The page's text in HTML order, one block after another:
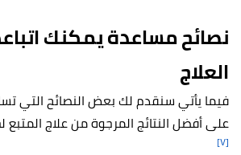
نصائح مساعدة يمكنك
العلاج
فيما يأتي سنقدم لك بعض النصائح التي
على أفضل النتائج المرجوة من علاج المتبع
[٧]